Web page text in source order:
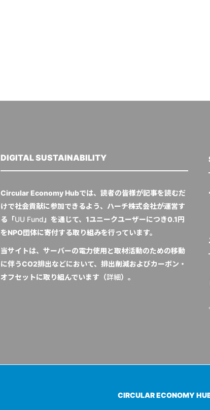
DIGITAL SUSTAINABILITY
Circular Economy Hubでは、読者の皆様が記事を読むだ
けで社会貢献に参加できるよう、ハーチ株式会社が運営す
る「UU Fund」を通じて、1ユニークユーザーにつき0.1円
をNPO団体に寄付する取り組みを行っています。
当サイトは、サーバーの電力使用と取材活動のための移動
に伴うCO2排出などにおいて、排出削減およびカーボン・
オフセットに取り組んでいます（詳細）。
CIRCULAR ECONOMY